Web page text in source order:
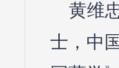
黄维
士，中